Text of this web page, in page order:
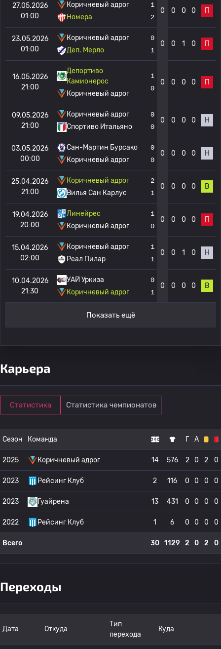
27.05.2026
01:00
Коричневый адрог
Номера
1
2
0 0 0 0 П
23.05.2026
01:00
Коричневый адрог
Деп. Мерло
0
1
0 0 1 0 П
16.05.2026
21:00
Депортиво
Камионерос
Коричневый адрог
1
0
0 0 0 0 П
09.05.2026
21:00
Коричневый адрог
Спортиво Итальяно
0
0
0 0 0 0 Н
03.05.2026
00:00
Сан-Мартин Бурсако
Коричневый адрог
0
0
0 0 0 0 Н
25.04.2026
21:00
Коричневый адрог
Вилья Сан Карлус
2
1
0 0 0 0 В
19.04.2026
20:00
Линейрес
Коричневый адрог
1
0
0 0 0 0 П
15.04.2026
02:00
Коричневый адрог
Реал Пилар
1
1
0 0 1 0 Н
10.04.2026
21:30
УАЙ Уркиза
Коричневый адрог
0
1
0 0 0 0 В
Показать ещё
Карьера
Статистика Статистика чемпионатов
Сезон Команда Г А
2025 Коричневый адрог 14 576 2 0 2 0
2023 Рейсинг Клуб 2 116 0 0 0 0
2023 Гуайрена 13 431 0 0 0 0
2022 Рейсинг Клуб 1 6 0 0 0 0
Всего 30 1129 2 0 2 0
Переходы
Дата Откуда
Тип
перехода
Куда